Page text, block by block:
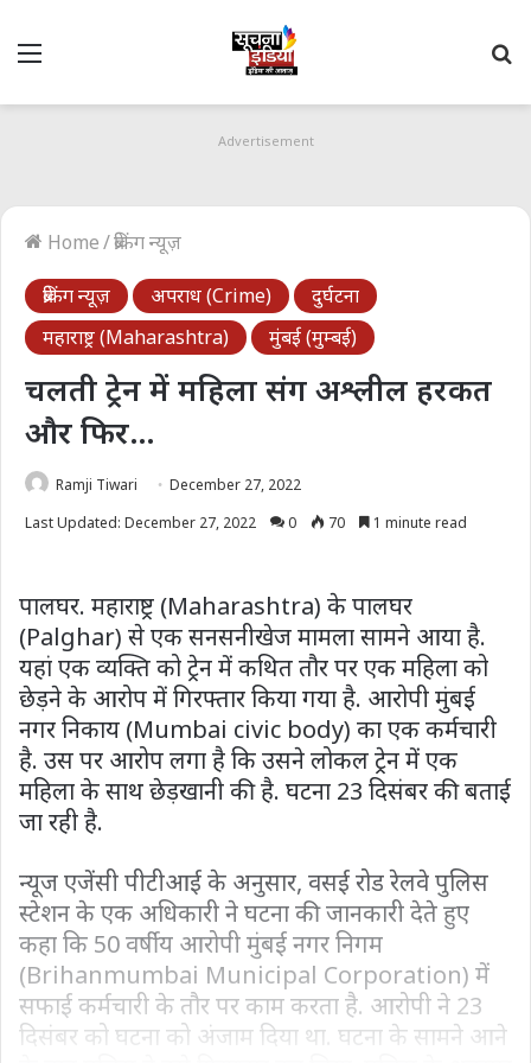
Menu
Advertisement
Home/ब्रेकिंग न्यूज़
ब्रेकिंग न्यूज़ अपराध (Crime)
दुर्घटना
महाराष्ट्र (Maharashtra)
मुंबई (मुम्बई)
चलती ट्रेन में महिला संग अश्लील हरकत
और फिर…
Ramji Tiwari
December 27, 2022
Last Updated: December 27, 2022
0 70 1 minute read
पालघर. महाराष्ट्र (Maharashtra) के पालघर
(Palghar) से एक सनसनीखेज मामला सामने आया है.
यहां एक व्यक्ति को ट्रेन में कथित तौर पर एक महिला को
छेड़ने के आरोप में गिरफ्तार किया गया है. आरोपी मुंबई
नगर निकाय (Mumbai civic body) का एक कर्मचारी
है. उस पर आरोप लगा है कि उसने लोकल ट्रेन में एक
महिला के साथ छेड़खानी की है. घटना 23 दिसंबर की बताई
जा रही है.
न्यूज एजेंसी पीटीआई के अनुसार, वसई रोड रेलवे पुलिस
स्टेशन के एक अधिकारी ने घटना की जानकारी देते हुए
कहा कि 50 वर्षीय आरोपी मुंबई नगर निगम
(Brihanmumbai Municipal Corporation) में
सफाई कर्मचारी के तौर पर काम करता है. आरोपी ने 23
दिसंबर को घटना को अंजाम दिया था. घटना के सामने आने